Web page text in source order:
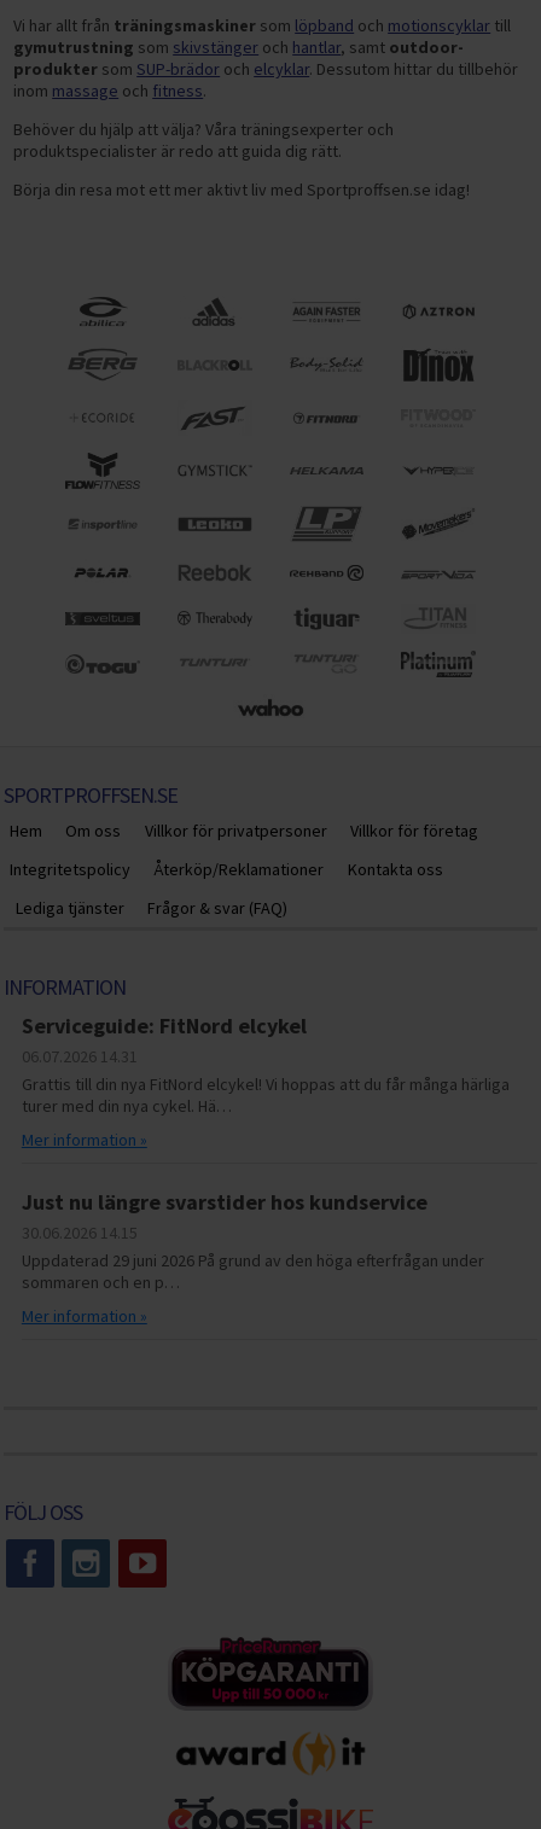
Vi har allt från träningsmaskiner som löpband och motionscyklar till
gymutrustning som skivstänger och hantlar, samt outdoor-
produkter som SUP-brädor och elcyklar. Dessutom hittar du tillbehör
inom massage och fitness.
Behöver du hjälp att välja? Våra träningsexperter och
produktspecialister är redo att guida dig rätt.
Börja din resa mot ett mer aktivt liv med Sportproffsen.se idag!
SPORTPROFFSEN.SE
Hem Om oss Villkor för privatpersoner
Villkor för företag
Integritetspolicy
Återköp/Reklamationer
Kontakta oss
Lediga tjänster
Frågor & svar (FAQ)
INFORMATION
Serviceguide: FitNord elcykel
06.07.2026 14.31
Grattis till din nya FitNord elcykel! Vi hoppas att du får många härliga
turer med din nya cykel. Hä…
Mer information »
Just nu längre svarstider hos kundservice
30.06.2026 14.15
Uppdaterad 29 juni 2026 På grund av den höga efterfrågan under
sommaren och en p…
Mer information »
FÖLJ OSS